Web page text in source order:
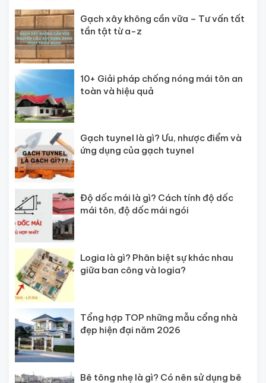
Gạch xây không cần vữa – Tư vấn tất
tần tật từ a-z
10+ Giải pháp chống nóng mái tôn an
toàn và hiệu quả
Gạch tuynel là gì? Ưu, nhược điểm và
ứng dụng của gạch tuynel
Độ dốc mái là gì? Cách tính độ dốc
mái tôn, độ dốc mái ngói
Logia là gì? Phân biệt sự khác nhau
giữa ban công và logia?
Tổng hợp TOP những mẫu cổng nhà
đẹp hiện đại năm 2026
Bê tông nhẹ là gì? Có nên sử dụng bê